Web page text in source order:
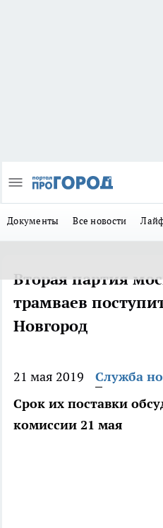
Документы Все новости
Вторая партия
трамваев
Новгород
21 мая 2019
Служба
Срок их поставки
комиссии 21 мая